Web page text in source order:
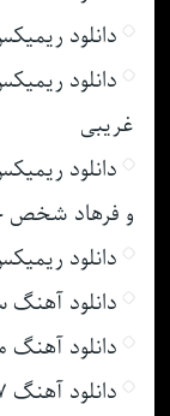
دانلود
دانلود
غریبی
دانلود
و فرهاد شخص
دانلود
دانلود
دانلود
دانلود آهنگ ۷ بند بیرون شهر